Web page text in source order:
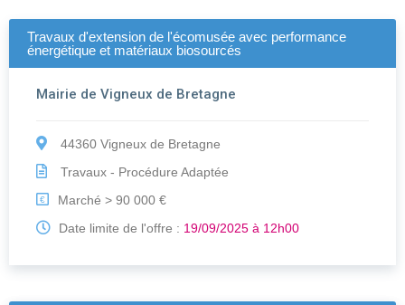
Travaux d'extension de l'écomusée avec performance
énergétique et matériaux biosourcés
Mairie de Vigneux de Bretagne
44360 Vigneux de Bretagne
Travaux - Procédure Adaptée
€
Marché > 90 000 €
Date limite de l'offre : 19/09/2025 à 12h00